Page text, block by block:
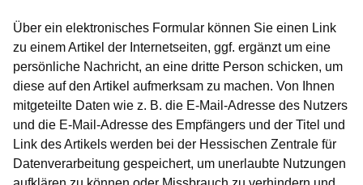
Über ein elektronisches Formular können Sie einen Link
zu einem Artikel der Internetseiten, ggf. ergänzt um eine
persönliche Nachricht, an eine dritte Person schicken, um
diese auf den Artikel aufmerksam zu machen. Von Ihnen
mitgeteilte Daten wie z. B. die E-Mail-Adresse des Nutzers
und die E-Mail-Adresse des Empfängers und der Titel und
Link des Artikels werden bei der Hessischen Zentrale für
Datenverarbeitung gespeichert, um unerlaubte Nutzungen